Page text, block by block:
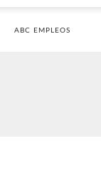
ABC EMPLEOS